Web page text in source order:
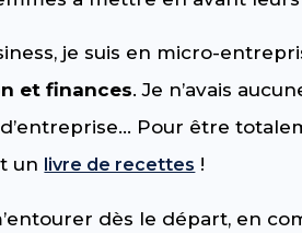
je suis en micro-
et finances. Je n’avais
Pour être
un livre de recettes !
dès le départ, en